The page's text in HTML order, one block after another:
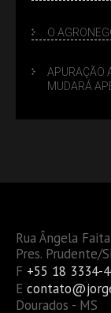
O
APURAÇÃO
MUDARÁ
Rua Ângela
Pres. Prudente/
F +55 18 3334-
E
Dourados -